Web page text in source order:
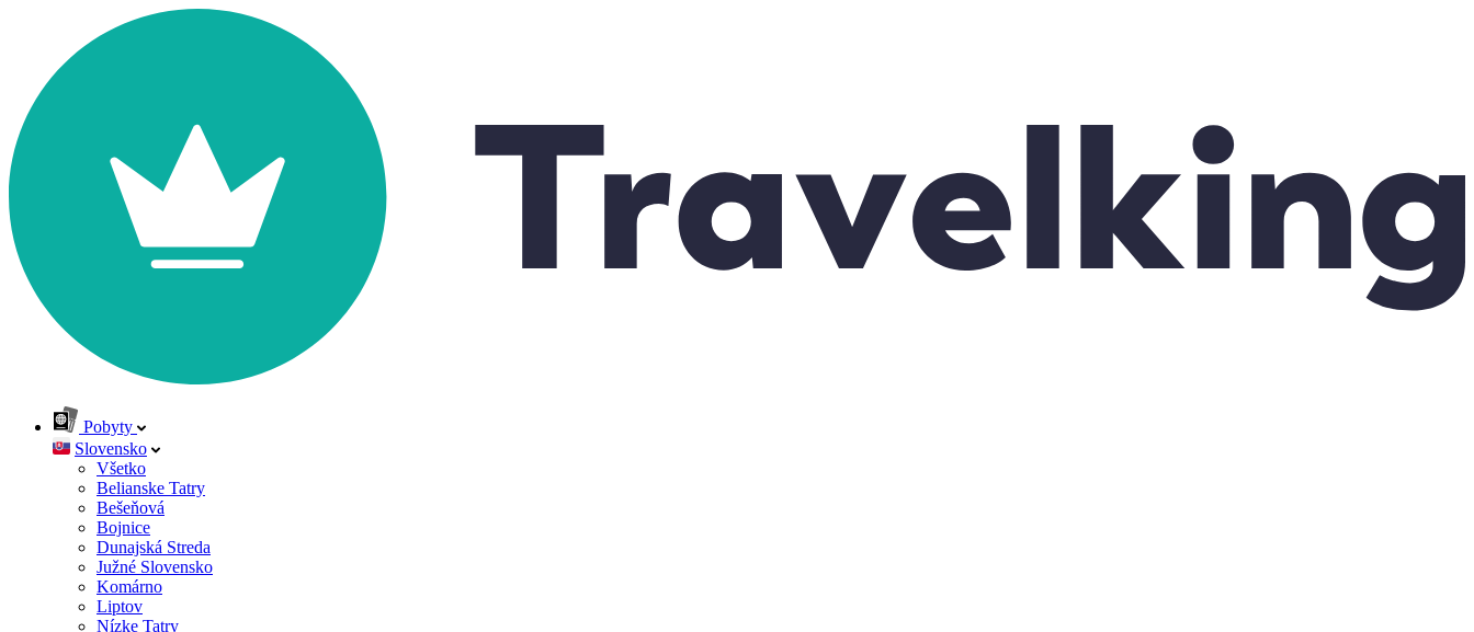
Pobyty
Slovensko
Všetko
Belianske Tatry
Bešeňová
Bojnice
Dunajská Streda
Južné Slovensko
Komárno
Liptov
Nízke Tatry